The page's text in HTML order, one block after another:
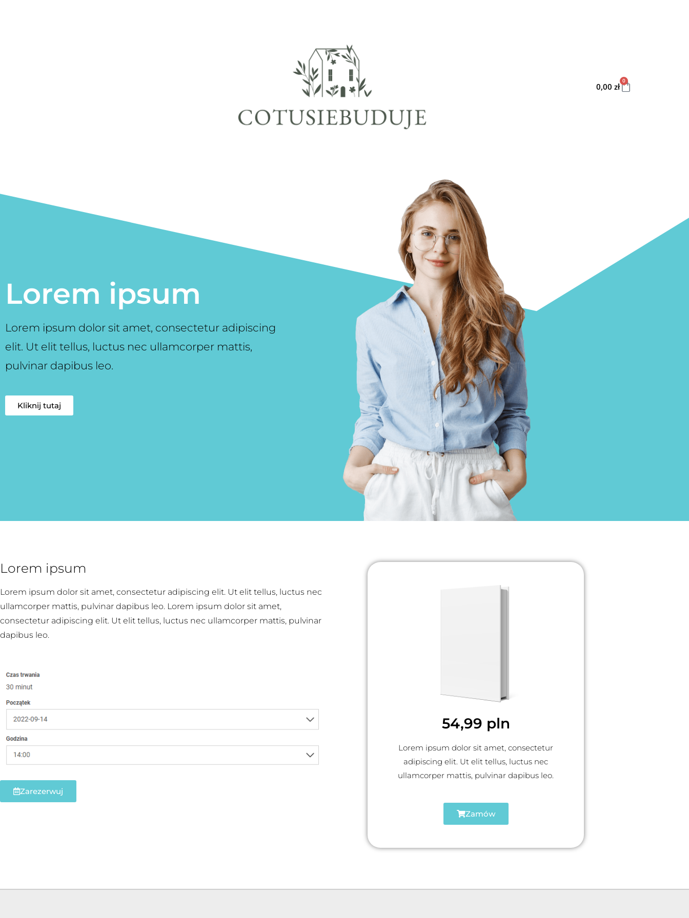
0,00zł
0
Lorem ipsum
Lorem ipsum dolor sit amet, consectetur adipiscing
elit. Ut elit tellus, luctus nec ullamcorper mattis,
pulvinar dapibus leo.
Kliknij tutaj
Lorem ipsum
Lorem ipsum dolor sit amet, consectetur adipiscing elit. Ut elit tellus, luctus nec
ullamcorper mattis, pulvinar dapibus leo. Lorem ipsum dolor sit amet,
consectetur adipiscing elit. Ut elit tellus, luctus nec ullamcorper mattis, pulvinar
dapibus leo.
Zarezerwuj
54,99 pln
Lorem ipsum dolor sit amet, consectetur
adipiscing elit. Ut elit tellus, luctus nec
ullamcorper mattis, pulvinar dapibus leo.
Zamów